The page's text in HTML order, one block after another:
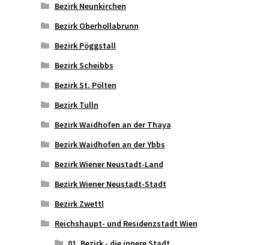
Bezirk Neunkirchen
Bezirk Oberhollabrunn
Bezirk Pöggstall
Bezirk Scheibbs
Bezirk St. Pölten
Bezirk Tulln
Bezirk Waidhofen an der Thaya
Bezirk Waidhofen an der Ybbs
Bezirk Wiener Neustadt-Land
Bezirk Wiener Neustadt-Stadt
Bezirk Zwettl
Reichshaupt- und Residenzstadt Wien